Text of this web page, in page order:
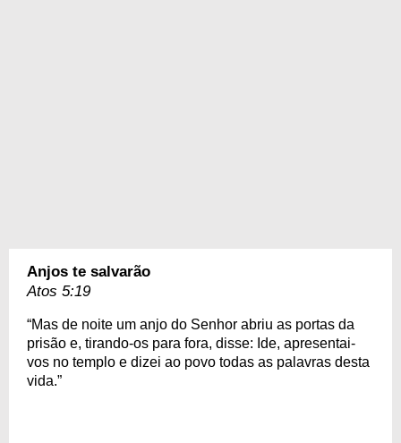
Anjos te salvarão
Atos 5:19
“Mas de noite um anjo do Senhor abriu as portas da
prisão e, tirando-os para fora, disse: Ide, apresentai-
vos no templo e dizei ao povo todas as palavras desta
vida.”